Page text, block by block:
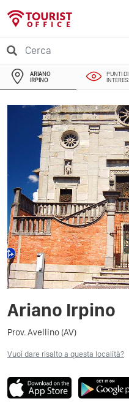
ARIANO
IRPINO
PUNTI DI
Ariano Irpino
Prov. Avellino (AV)
Vuoi dare risalto a questa località?